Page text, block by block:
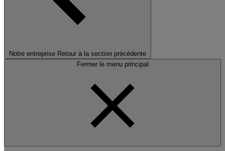
Notre entreprise Retour à la section précédente
Fermer le menu principal